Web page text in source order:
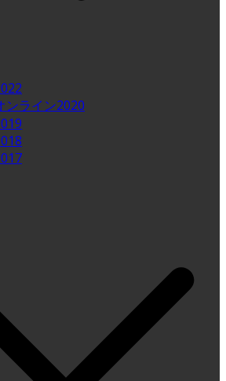
ンライン2020